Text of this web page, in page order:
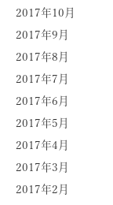
2017年10月
2017年9月
2017年8月
2017年7月
2017年6月
2017年5月
2017年4月
2017年3月
2017年2月